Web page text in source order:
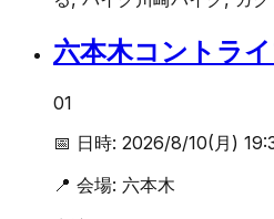
六本木コントラ
01
📅 日時: 2026/8/10(月)
📍 会場: 六本木